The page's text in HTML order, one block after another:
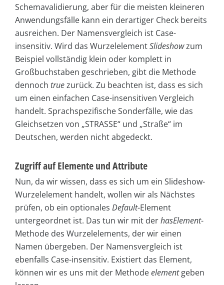
Schemavalidierung, aber für die meisten kleineren
Anwendungsfälle kann ein derartiger Check bereits
ausreichen. Der Namensvergleich ist Case-
insensitiv. Wird das WurzelelementSlideshowzum
Beispiel vollständig klein oder komplett in
Großbuchstaben geschrieben, gibt die Methode
dennoch truezurück. Zu beachten ist, dass es sich
um einen einfachen Case-insensitiven Vergleich
handelt. Sprachspezifische Sonderfälle, wie das
Gleichsetzen von „STRASSE“ und „Straße“ im
Deutschen, werden nicht abgedeckt.
Zugriff auf Elemente und Attribute
Nun, da wir wissen, dass es sich um ein Slideshow-
Wurzelelement handelt, wollen wir als Nächstes
prüfen, ob ein optionales Default-Element
untergeordnet ist. Das tun wir mit derhasElement-
Methode des Wurzelelements, der wir einen
Namen übergeben. Der Namensvergleich ist
ebenfalls Case-insensitiv. Existiert das Element,
können wir es uns mit der Methodeelementgeben